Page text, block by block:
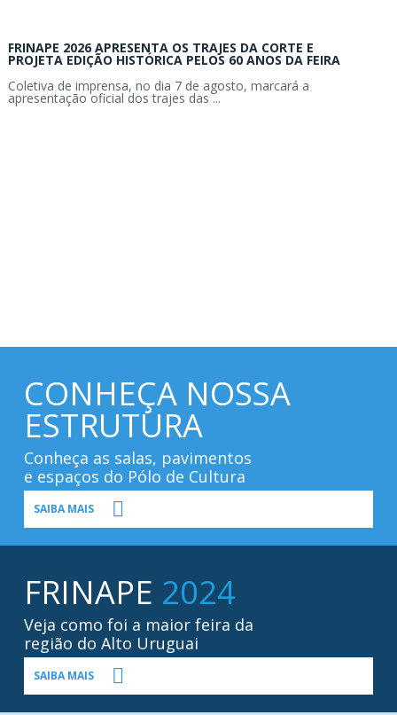
FRINAPE 2026 APRESENTA OS TRAJES DA CORTE E
PROJETA EDIÇÃO HISTÓRICA PELOS 60 ANOS DA FEIRA
Coletiva de imprensa, no dia 7 de agosto, marcará a
apresentação oficial dos trajes das ...
CONHEÇA NOSSA
ESTRUTURA
Conheça as salas, pavimentos
e espaços do Pólo de Cultura
SAIBA MAIS
FRINAPE 2024
Veja como foi a maior feira da
região do Alto Uruguai
SAIBA MAIS